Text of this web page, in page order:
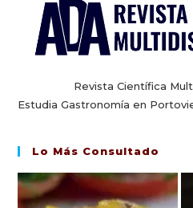
Revista Científica
Estudia Gastronomía en
Lo Más Consultado